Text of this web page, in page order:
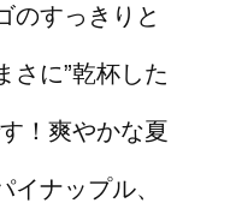
のすっきりと
さに”乾杯した
！爽やかな夏
イナップル、